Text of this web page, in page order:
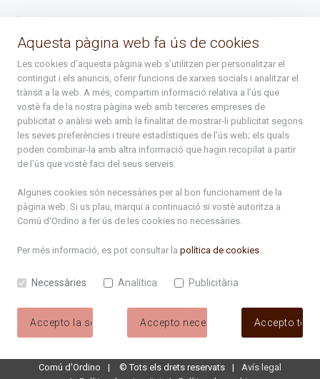
atenciociutadana@ordino.ad
+376 878 100
De Dl. a Dv. : de 8 a 16h (els divendres a partir de l'1 de juny
fins al divendres de la setmana de Meritxell : de 8 a 14h)
Subscriu-te
Aquesta pàgina web fa ús de cookies
Les cookies d’aquesta pàgina web s’utilitzen per personalitzar el
contingut i els anuncis, oferir funcions de xarxes socials i analitzar el
trànsit a la web. A més, compartim informació relativa a l’ús que
vostè fa de la nostra pàgina web amb terceres empreses de
publicitat o anàlisi web amb la finalitat de mostrar-li publicitat segons
les seves preferències i treure estadístiques de l’ús web; els quals
poden combinar-la amb altra informació que hagin recopilat a partir
de l’ús que vostè faci del seus serveis.
Algunes cookies són necessàries per al bon funcionament de la
pàgina web. Si us plau, marqui a continuació si vostè autoritza a
Comú d'Ordino a fer ús de les cookies no necessàries.
Per més informació, es pot consultar la política de cookies.
Necessàries Analítica Publicitària
Accepto la selecció Accepto necessàries Accepto
Comú d'Ordino ©Tots els drets reservats
Avís legal